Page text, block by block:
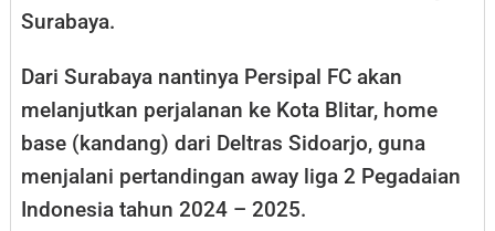
Surabaya.
Dari Surabaya nantinya Persipal FC akan
melanjutkan perjalanan ke Kota Blitar, home
base (kandang) dari Deltras Sidoarjo, guna
menjalani pertandingan away liga 2 Pegadaian
Indonesia tahun 2024 – 2025.